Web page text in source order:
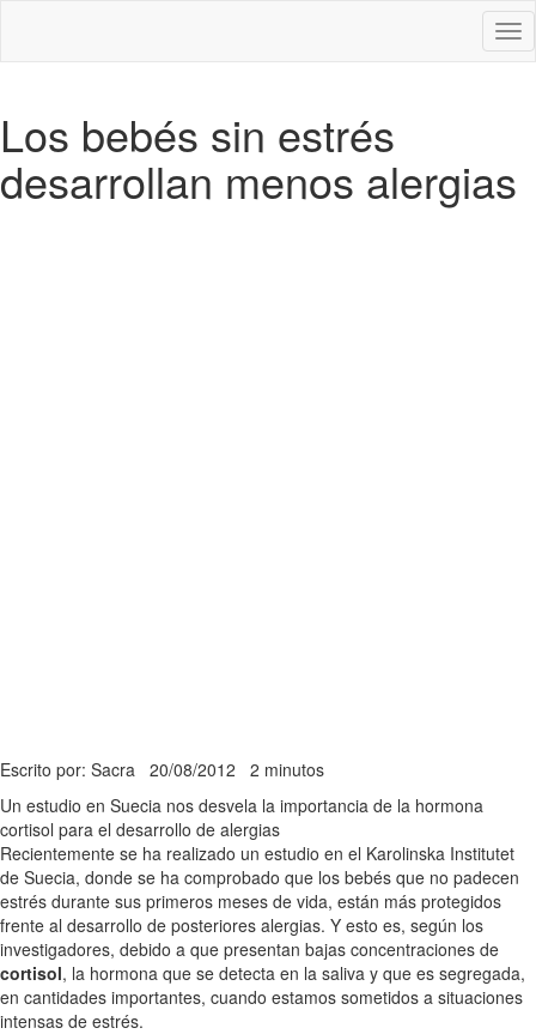
Los bebés sin estrés
desarrollan menos alergias
Escrito por: Sacra 20/08/2012 2 minutos
Un estudio en Suecia nos desvela la importancia de la hormona
cortisol para el desarrollo de alergias
Recientemente se ha realizado un estudio en el Karolinska Institutet
de Suecia, donde se ha comprobado que los bebés que no padecen
estrés durante sus primeros meses de vida, están más protegidos
frente al desarrollo de posteriores alergias. Y esto es, según los
investigadores, debido a que presentan bajas concentraciones de
cortisol, la hormona que se detecta en la saliva y que es segregada,
en cantidades importantes, cuando estamos sometidos a situaciones
intensas de estrés.